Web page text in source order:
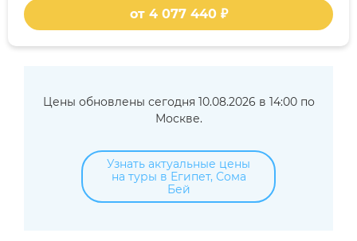
от 4 077 440 ₽
Цены обновлены сегодня 10.08.2026 в 14:00 по
Москве.
Узнать актуальные цены
на туры в Египет, Сома
Бей